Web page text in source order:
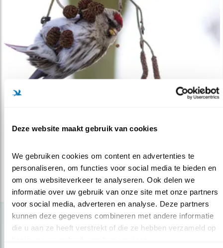
Deze website maakt gebruik van cookies
We gebruiken cookies om content en advertenties te
personaliseren, om functies voor social media te bieden en
om ons websiteverkeer te analyseren. Ook delen we
informatie over uw gebruik van onze site met onze partners
voor social media, adverteren en analyse. Deze partners
kunnen deze gegevens combineren met andere informatie
die u aan ze heeft verstrekt of die ze hebben verzameld op
22.11.23Daar zijn de barmsijzen weer.